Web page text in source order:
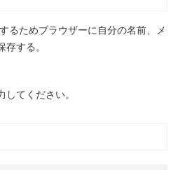
るためブラウザーに自分の名前、メ
する。
してください。